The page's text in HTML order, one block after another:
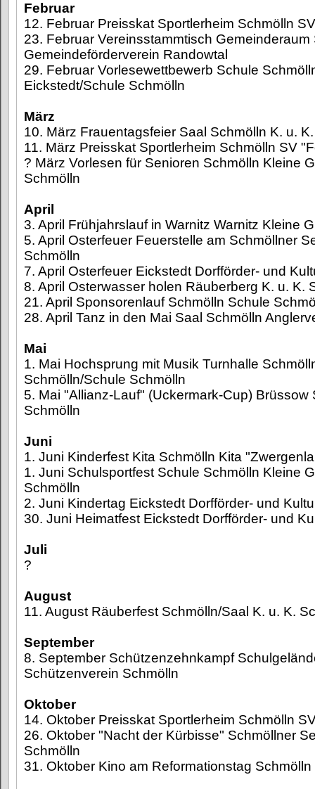
Februar
12. Februar Preisskat Sportlerheim Schmölln
23. Februar Vereinsstammtisch Gemeinderaum
Gemeindeförderverein Randowtal
29. Februar Vorlesewettbewerb Schule
Eickstedt/Schule Schmölln
März
10. März Frauentagsfeier Saal Schmölln K. u.
11. März Preisskat Sportlerheim Schmölln SV
? März Vorlesen für Senioren Schmölln Kleine
Schmölln
April
3. April Frühjahrslauf in Warnitz Warnitz Kleine
5. April Osterfeuer Feuerstelle am Schmöllner
Schmölln
7. April Osterfeuer Eickstedt Dorfförder- und
8. April Osterwasser holen Räuberberg K. u. K.
21. April Sponsorenlauf Schmölln Schule
28. April Tanz in den Mai Saal Schmölln
Mai
1. Mai Hochsprung mit Musik Turnhalle
Schmölln/Schule Schmölln
5. Mai "Allianz-Lauf" (Uckermark-Cup) Brüssow
Schmölln
Juni
1. Juni Kinderfest Kita Schmölln Kita
1. Juni Schulsportfest Schule Schmölln Kleine
Schmölln
2. Juni Kindertag Eickstedt Dorfförder- und
30. Juni Heimatfest Eickstedt Dorfförder- und
Juli
?
August
11. August Räuberfest Schmölln/Saal K. u. K.
September
8. September Schützenzehnkampf
Schützenverein Schmölln
Oktober
14. Oktober Preisskat Sportlerheim Schmölln
26. Oktober "Nacht der Kürbisse" Schmöllner
Schmölln
31. Oktober Kino am Reformationstag